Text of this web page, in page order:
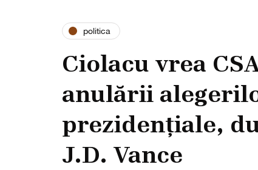
politica
Ciolacu vrea
anulării
prezidențiale,
J.D. Vance